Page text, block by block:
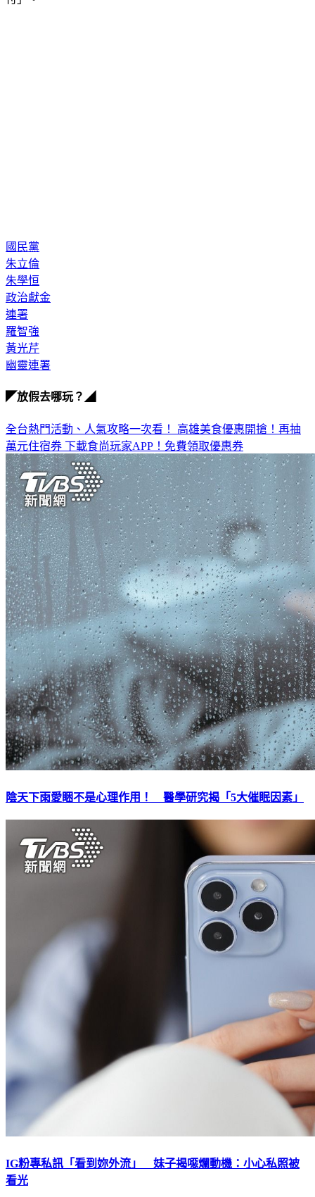
國民黨
朱立倫
朱學恒
政治獻金
連署
羅智強
黃光芹
幽靈連署
◤放假去哪玩？◢
全台熱門活動、人氣攻略一次看！ 高雄美食優惠開搶！再抽
萬元住宿券 下載食尚玩家APP！免費領取優惠券
陰天下雨愛睏不是心理作用！ 醫學研究揭「5大催眠因素」
IG粉專私訊「看到妳外流」 妹子揭噁爛動機：小心私照被
看光